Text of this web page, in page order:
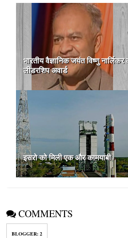
भारतीय वैज्ञानिक जयंत विष्णु नार्लिकर
लीडरशिप अवार्ड
इसरो को मिली एक और कामयाबी
COMMENTS
BLOGGER:2